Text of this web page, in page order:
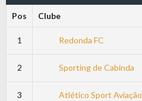
Pos Clube
1 Redonda FC
2 Sporting de Cabinda
3 Atlético Sport Aviação